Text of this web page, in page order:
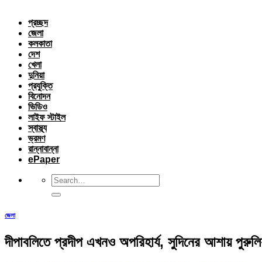
প্রচ্ছদ
জেলা
কলকাতা
দেশ
খেলা
দুনিয়া
প্রযুক্তি
বিনোদন
ভিডিও
লাইফ স্টাইল
স্বাস্থ্য
ভ্রমণ
রান্নাবান্না
ePaper
জেলা
দীপাবলিতে প্রদীপ এখনও অপরিহার্য, সুদিনের আশায়